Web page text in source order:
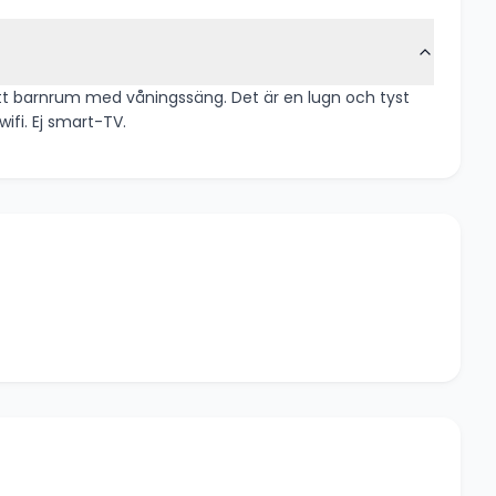
med våningssäng. Det är en lugn och tyst
Ej smart-TV.